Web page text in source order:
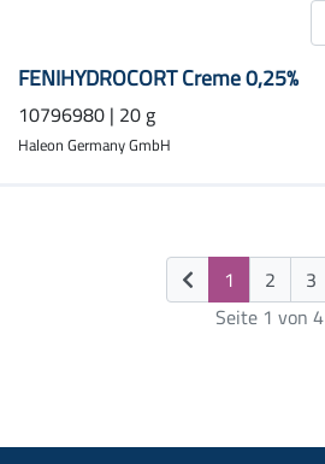
FENIHYDROCORT Creme 0,25%
10796980 | 20 g
Haleon Germany GmbH
1 (current)
2
3
Seite 1 von 4